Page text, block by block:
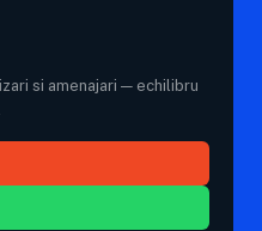
si amenajari — echilibru